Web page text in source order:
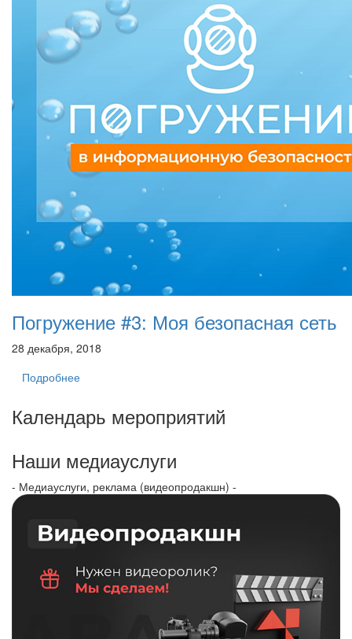
Погружение #3: Моя безопасная сеть
28 декабря, 2018
Подробнее
Календарь мероприятий
Наши медиауслуги
- Медиауслуги, реклама (видеопродакшн) -